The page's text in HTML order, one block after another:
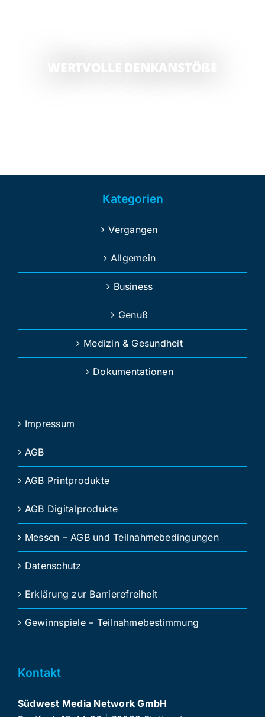
WERTVOLLE DENKANSTÖßE
Kategorien
Vergangen
Allgemein
Business
Genuß
Medizin & Gesundheit
Dokumentationen
Impressum
AGB
AGB Printprodukte
AGB Digitalprodukte
Messen – AGB und Teilnahmebedingungen
Datenschutz
Erklärung zur Barrierefreiheit
Gewinnspiele – Teilnahmebestimmung
Kontakt
Südwest Media Network GmbH